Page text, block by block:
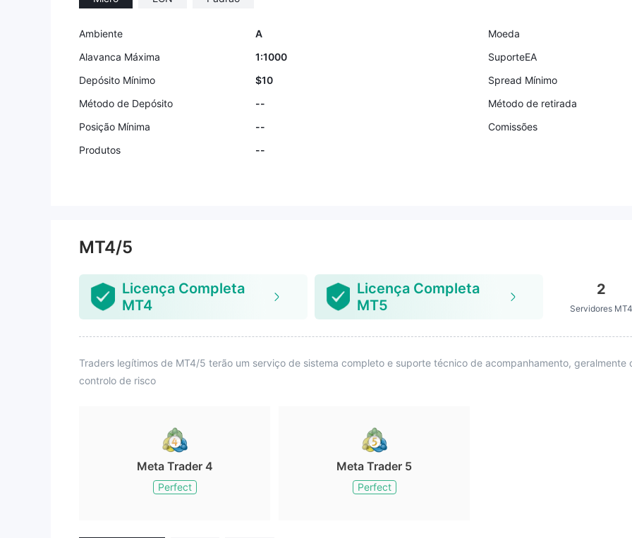
Ambiente A Moeda
Alavanca Máxima
1:1000
SuporteEA
Depósito Mínimo
$10 Spread Mínimo
Método de Depósito
-- Método de retirada
Posição Mínima
-- Comissões
Produtos
--
MT4/5
Licença Completa
MT4
Licença Completa
MT5
2
Servidores MT4
Traders legítimos de MT4/5 terão um serviço de sistema completo e suporte técnico de acompanhamento, geralmente
controlo de risco
Meta Trader 4
Perfect
Meta Trader 5
Perfect